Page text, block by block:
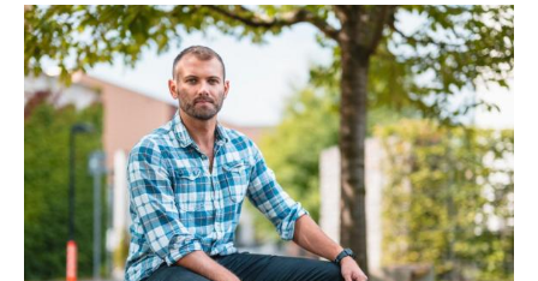
které vědci zkoumají jako základ nové generace čipů i
kvan